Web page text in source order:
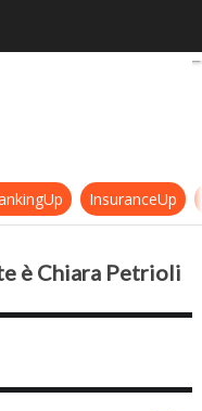
nuova presidente è
InsuranceUp
è Chiara Petrioli